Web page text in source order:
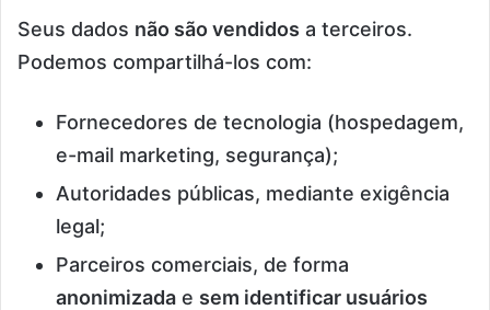
Seus dados não são vendidos a terceiros.
Podemos compartilhá-los com:
Fornecedores de tecnologia (hospedagem,
e-mail marketing, segurança);
Autoridades públicas, mediante exigência
legal;
Parceiros comerciais, de forma
anonimizada e sem identificar usuários